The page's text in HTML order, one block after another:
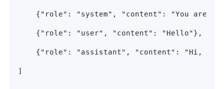
{"role": "system", "content": "You are a
    {"role": "user", "content": "Hello"},
{"role": "assistant", "content": "Hi, how
]